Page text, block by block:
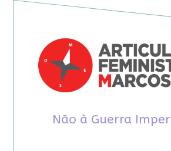
Não à Guerra